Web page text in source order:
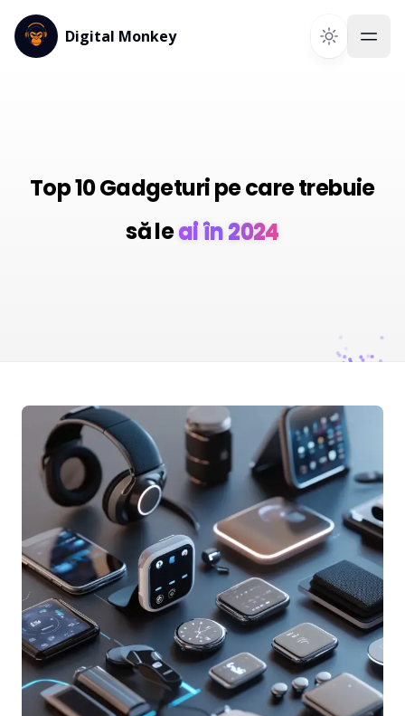
Digital Monkey
Top 10 Gadgeturi pe care trebuie
să leai în 2024
ai în 2024